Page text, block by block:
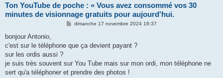
Ton YouTube de poche : « Vous avez consommé vos 30
minutes de visionnage gratuits pour aujourd'hui.
M
a
dimanche 17 novembre 2024 18:37
bonjour Antonio,
c'est sur le téléphone que ça devient payant ?
sur les ordis aussi ?
je suis très souvent sur You Tube mais sur mon ordi, mon téléphone ne
sert qu'a téléphoner et prendre des photos !